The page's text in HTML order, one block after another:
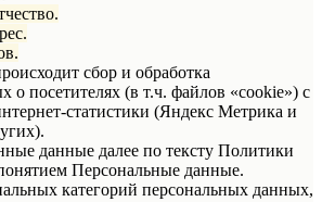
сбор и обработка
о посетителях (в т.ч. файлов «cookie») с
статистики (Яндекс Метрика и
данные далее по тексту Политики
Персональные данные.
категорий персональных данных,